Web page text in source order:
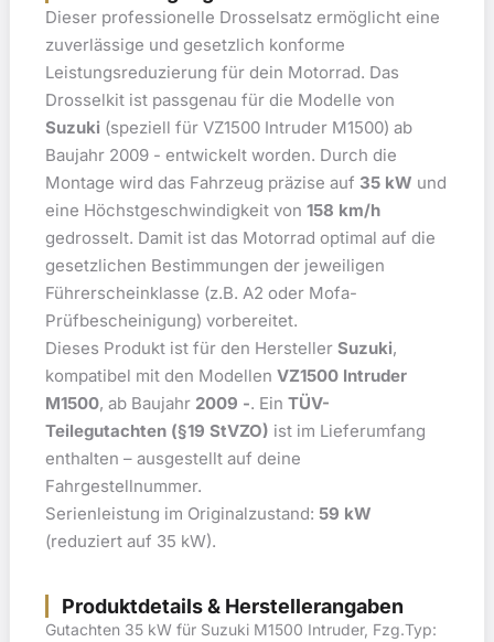
Dieser professionelle Drosselsatz ermöglicht eine
zuverlässige und gesetzlich konforme
Leistungsreduzierung für dein Motorrad. Das
Drosselkit ist passgenau für die Modelle von
Suzuki (speziell für VZ1500 Intruder M1500) ab
Baujahr 2009 - entwickelt worden. Durch die
Montage wird das Fahrzeug präzise auf 35 kW und
eine Höchstgeschwindigkeit von 158 km/h
gedrosselt. Damit ist das Motorrad optimal auf die
gesetzlichen Bestimmungen der jeweiligen
Führerscheinklasse (z.B. A2 oder Mofa-
Prüfbescheinigung) vorbereitet.
Dieses Produkt ist für den Hersteller Suzuki,
kompatibel mit den Modellen VZ1500 Intruder
M1500, ab Baujahr 2009 -. Ein TÜV-
Teilegutachten (§19 StVZO) ist im Lieferumfang
enthalten – ausgestellt auf deine
Fahrgestellnummer.
Serienleistung im Originalzustand: 59 kW
(reduziert auf 35 kW).
Produktdetails & Herstellerangaben
Gutachten 35 kW für Suzuki M1500 Intruder, Fzg.Typ: